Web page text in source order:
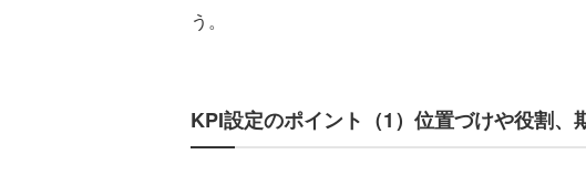
う。
KPI設定のポイント（1）位置づけや役割、